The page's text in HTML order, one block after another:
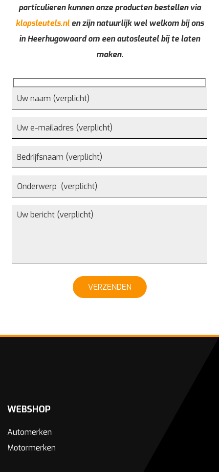
particulieren kunnen onze producten bestellen via
klapsleutels.nlen zijn natuurlijk wel welkom bij ons
in Heerhugowaard om een autosleutel bij te laten
maken.
VERZENDEN
WEBSHOP
Automerken
Motormerken